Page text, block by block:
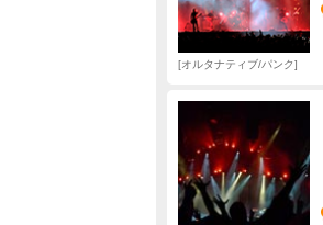
オルタナティブ/パンク